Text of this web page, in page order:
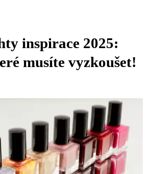
inspirace 2025:
musíte vyzkoušet!